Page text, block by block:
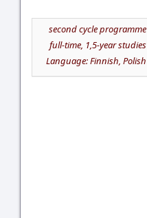
second cycle programme
full-time, 1,5-year studies
Language: Finnish, Polish